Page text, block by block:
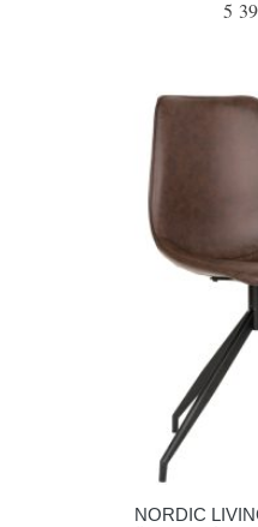
5
NORDIC